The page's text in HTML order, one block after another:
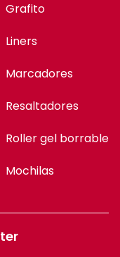
Grafito
Liners
Marcadores
Resaltadores
Roller gel borrable
Mochilas